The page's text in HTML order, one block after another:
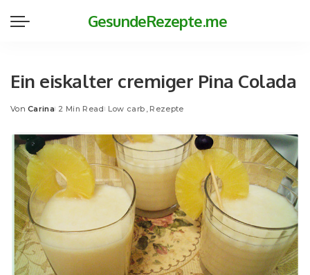
GesundeRezepte.me
Ein eiskalter cremiger Pina Colada
Posted
Von Carina 2 Min Read Low carb Rezepte